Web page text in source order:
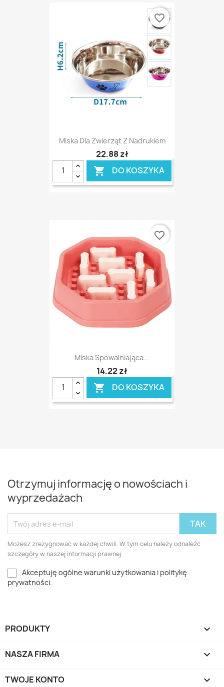
Miska Dla Zwierząt Z Nadrukiem
22,88 zł
 DO KOSZYKA
favorite_border
Miska Spowalniająca...
14,22 zł
 DO KOSZYKA
favorite_border
Otrzymuj informację o nowościach i
wyprzedażach
Możesz zrezygnować w każdej chwili. W tym celu należy odnaleźć
szczegóły w naszej informacji prawnej.
Akceptuję ogólne warunki użytkowania i politykę
prywatności.
PRODUKTY 
NASZA FIRMA 
TWOJE KONTO 